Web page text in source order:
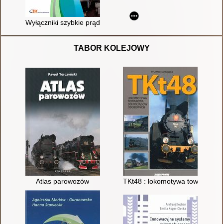
Wyłączniki szybkie prądu stałego w transporcie szynowym
TABOR KOLEJOWY
Atlas parowozów TKt48 : lokomotywa towarowa